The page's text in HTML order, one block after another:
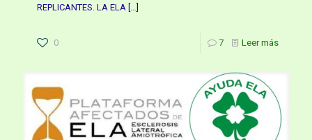
REPLICANTES. LA ELA
0 7 Leer más